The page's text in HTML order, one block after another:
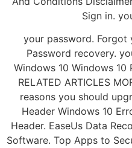
Sign in.
your password. Forgot
Password recovery.
Windows 10 Windows 10
RELATED ARTICLES
reasons you should
Header Windows 10
Header. EaseUs Data
Software. Top Apps to